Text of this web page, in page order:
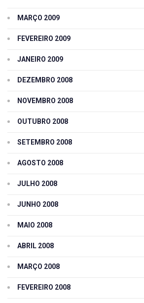
MARÇO 2009
FEVEREIRO 2009
JANEIRO 2009
DEZEMBRO 2008
NOVEMBRO 2008
OUTUBRO 2008
SETEMBRO 2008
AGOSTO 2008
JULHO 2008
JUNHO 2008
MAIO 2008
ABRIL 2008
MARÇO 2008
FEVEREIRO 2008